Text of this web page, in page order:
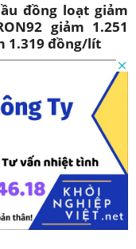
đồng loạt giảm
giảm 1.251
1.319 đồng/lít